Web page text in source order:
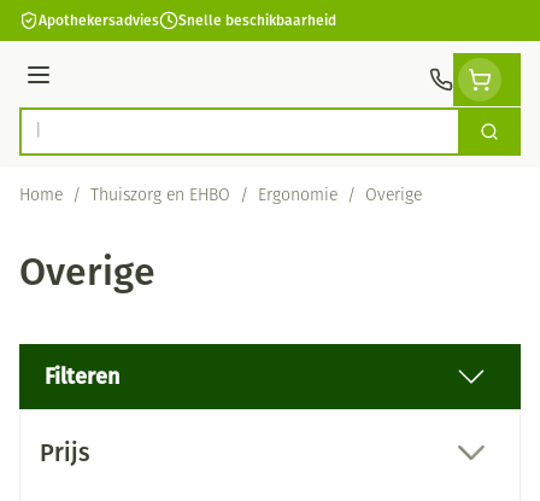
Ga naar de inhoud
Apothekersadvies Snelle beschikbaarheid
Menu
Product, merk, categorie... Zoek
Home / Thuiszorg en EHBO / Ergonomie / Overige
Overige
Filteren
Prijs